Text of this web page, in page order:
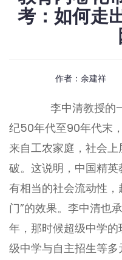
考：如何走
作者：余建祥
李中清教授的
纪50年代至90年代末
来自工农家庭，社会
破。这说明，中国精
有相当的社会流动性
门”的效果。李中清也
年，那时候超级中学
级中学与自主招生等